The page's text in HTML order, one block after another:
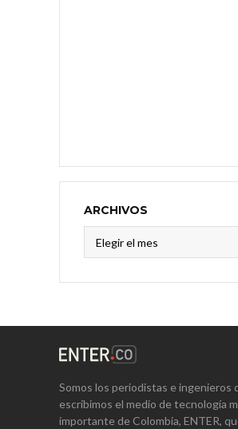
ARCHIVOS
Somos los periodistas e ingenieros
escribimos el medio de tecnología
importante de Colombia, ENTER,